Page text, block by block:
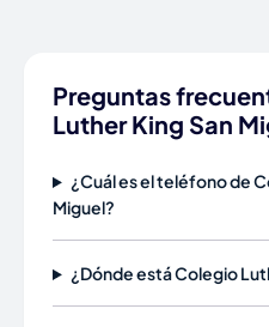
Preguntas
Luther King San
¿Cuál es el teléfono de
Miguel?
¿Dónde está Colegio